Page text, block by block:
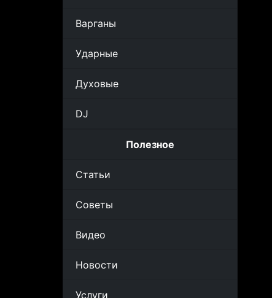
Варганы
Ударные
Духовые
DJ
Полезное
Статьи
Советы
Видео
Новости
Услуги